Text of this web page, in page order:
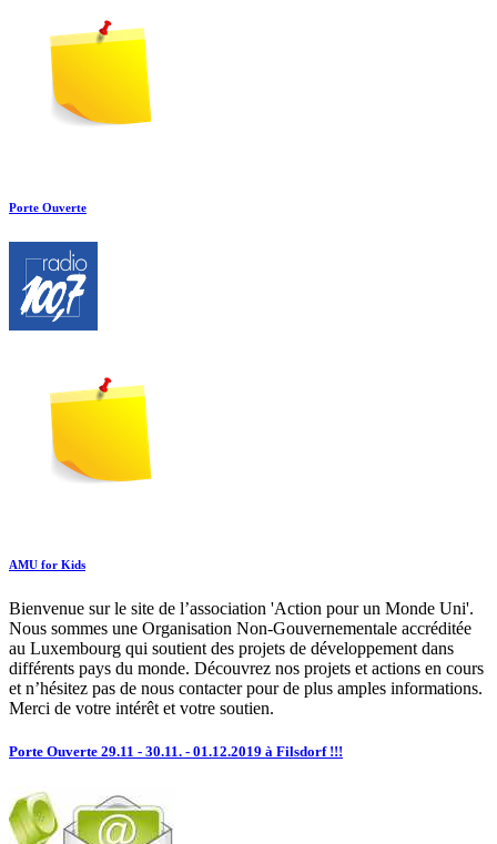
Porte Ouverte
AMU for Kids
Bienvenue sur le site de l’association 'Action pour un Monde Uni'.
Nous sommes une Organisation Non-Gouvernementale accréditée
au Luxembourg qui soutient des projets de développement dans
différents pays du monde. Découvrez nos projets et actions en cours
et n’hésitez pas de nous contacter pour de plus amples informations.
Merci de votre intérêt et votre soutien.
Porte Ouverte 29.11 - 30.11. - 01.12.2019 à Filsdorf !!!